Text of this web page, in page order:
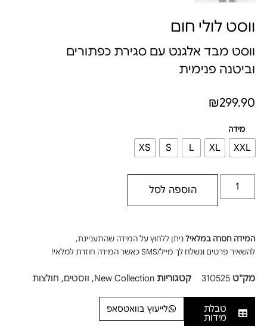
ווסט לולי חום
ווסט מבד אלגנט עם סגירת כפתורים
וביטנה פנימית
₪299.90
מידה
XXL
XL
L
S
XS
הוספה לסל
המידה חסרה במלאי?ניתן ללחוץ על המידה שהתעניינת,
להשאיר פרטים ונשלח לך מייל/SMS כאשר המידה חוזרת למלאי!
מק"ט 310525 קטגוריות New Collection
, ווסטים, חולצות
טבלת
מידות
לייעוץ בוואטסאפ